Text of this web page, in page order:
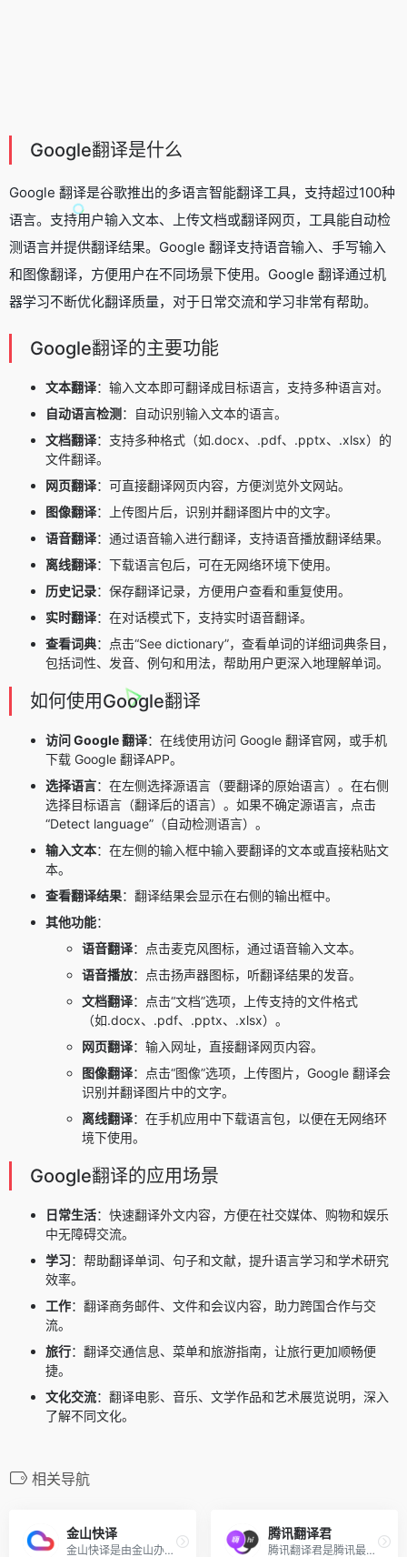
Google翻译是什么
Google 翻译是谷歌推出的多语言智能翻译工具，支持超过100种
语言。支持用户输入文本、上传文档或翻译网页，工具能自动检
测语言并提供翻译结果。Google 翻译支持语音输入、手写输入
和图像翻译，方便用户在不同场景下使用。Google 翻译通过机
器学习不断优化翻译质量，对于日常交流和学习非常有帮助。
Google翻译的主要功能
文本翻译：输入文本即可翻译成目标语言，支持多种语言对。
自动语言检测 ：自动识别输入文本的语言。
文档翻译：支持多种格式（如.docx、.pdf、.pptx、.xlsx）的
文件翻译。
网页翻译：可直接翻译网页内容，方便浏览外文网站。
图像翻译：上传图片后，识别并翻译图片中的文字。
语音翻译：通过语音输入进行翻译，支持语音播放翻译结果。
离线翻译：下载语言包后，可在无网络环境下使用。
历史记录：保存翻译记录，方便用户查看和重复使用。
实时翻译：在对话模式下，支持实时语音翻译。
查看词典：点击“See dictionary”，查看单词的详细词典条目，
包括词性、发音、例句和用法，帮助用户更深入地理解单词。
如何使用Google翻译
访问 Google 翻译：在线使用访问 Google 翻译官网，或手机
下载 Google 翻译APP。
选择语言：在左侧选择源语言（要翻译的原始语言）。在右侧
选择目标语言（翻译后的语言）。如果不确定源语言，点击
“Detect language”（自动检测语言）。
输入文本：在左侧的输入框中输入要翻译的文本或直接粘贴文
本。
查看翻译结果：翻译结果会显示在右侧的输出框中。
其他功能：
语音翻译：点击麦克风图标，通过语音输入文本。
语音播放：点击扬声器图标，听翻译结果的发音。
文档翻译：点击“文档”选项，上传支持的文件格式
（如.docx、.pdf、.pptx、.xlsx）。
网页翻译：输入网址，直接翻译网页内容。
图像翻译：点击“图像”选项，上传图片，Google 翻译会
识别并翻译图片中的文字。
离线翻译：在手机应用中下载语言包，以便在无网络环
境下使用。
Google翻译的应用场景
日常生活：快速翻译外文内容，方便在社交媒体、购物和娱乐
中无障碍交流。
学习：帮助翻译单词、句子和文献，提升语言学习和学术研究
效率。
工作：翻译商务邮件、文件和会议内容，助力跨国合作与交
流。
旅行：翻译交通信息、菜单和旅游指南，让旅行更加顺畅便
捷。
文化交流：翻译电影、音乐、文学作品和艺术展览说明，深入
了解不同文化。
相关导航
金山快译
金山快译是由金山办公推出的...
腾讯翻译君
腾讯翻译君是腾讯最新出品的...